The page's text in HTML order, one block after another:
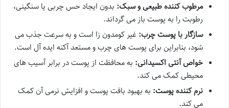
مرطوب کننده طبیعی و سبک: بدون ایجاد حس چربی یا سنگینی،
رطوبت را به پوست باز می گرداند.
سازگار با پوست چرب: غیر کومدون زا است و به سرعت جذب می
شود، بنابراین برای پوست های چرب و مستعد آکنه ایده آل است.
خواص آنتی اکسیدانی: به محافظت از پوست در برابر آسیب های
محیطی کمک می کند.
نرم کننده پوست: به بهبود بافت پوست و افزایش نرمی آن کمک
می کند.